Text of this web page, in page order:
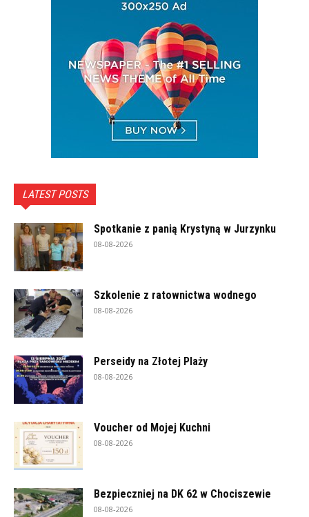
LATEST POSTS
Spotkanie z panią Krystyną w Jurzynku
08-08-2026
Szkolenie z ratownictwa wodnego
08-08-2026
Perseidy na Złotej Plaży
08-08-2026
Voucher od Mojej Kuchni
08-08-2026
Bezpieczniej na DK 62 w Chociszewie
08-08-2026